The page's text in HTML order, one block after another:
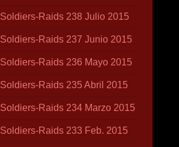
Soldiers-Raids 238 Julio 2015
Soldiers-Raids 237 Junio 2015
Soldiers-Raids 236 Mayo 2015
Soldiers-Raids 235 Abril 2015
Soldiers-Raids 234 Marzo 2015
Soldiers-Raids 233 Feb. 2015